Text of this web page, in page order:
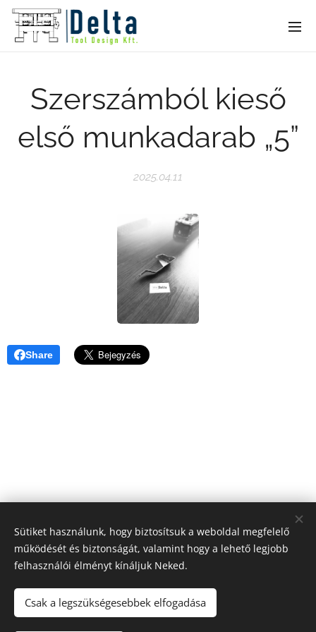
Szerszámból kieső
első munkadarab „5”
2025.04.11
Share
Sütiket használunk, hogy biztosítsuk a weboldal megfelelő
működését és biztonságát, valamint hogy a lehető legjobb
felhasználói élményt kínáljuk Neked.
Csak a legszükségesebbek elfogadása